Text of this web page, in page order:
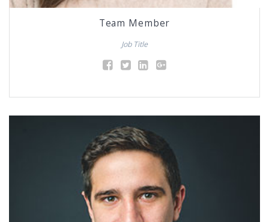
Team Member
Job Title